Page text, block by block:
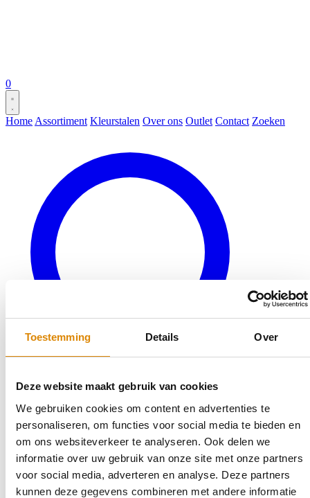
Toestemming Details Over
Deze website maakt gebruik van cookies
We gebruiken cookies om content en advertenties te
personaliseren, om functies voor social media te bieden en
om ons websiteverkeer te analyseren. Ook delen we
informatie over uw gebruik van onze site met onze partners
voor social media, adverteren en analyse. Deze partners
kunnen deze gegevens combineren met andere informatie
0
Home Assortiment Kleurstalen Over ons Outlet Contact Zoeken
Veelgestelde vragen
Bereken uw keukenblad
Terug naar productaanbod
Outlet